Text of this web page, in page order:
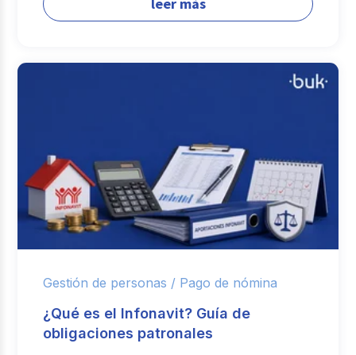
Gestión de personas / Pago de nómina
¿Qué es el Infonavit? Guía de
obligaciones patronales